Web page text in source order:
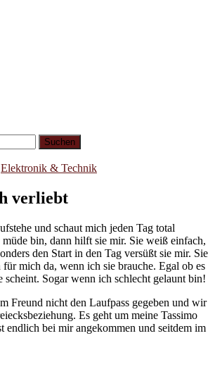
Elektronik & Technik
verliebt
und schaut mich jeden Tag total
bin, dann hilft sie mir. Sie weiß einfach,
den Start in den Tag versüßt sie mir. Sie
für mich da, wenn ich sie brauche. Egal ob es
scheint. Sogar wenn ich schlecht gelaunt bin!
Freund nicht den Laufpass gegeben und wir
Es geht um meine Tassimo
endlich bei mir angekommen und seitdem im